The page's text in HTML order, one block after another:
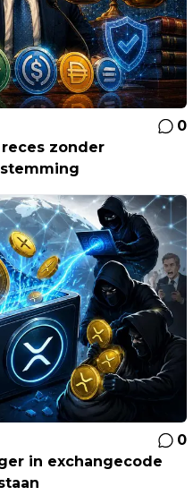
0
reces zonder
0
in exchangecode